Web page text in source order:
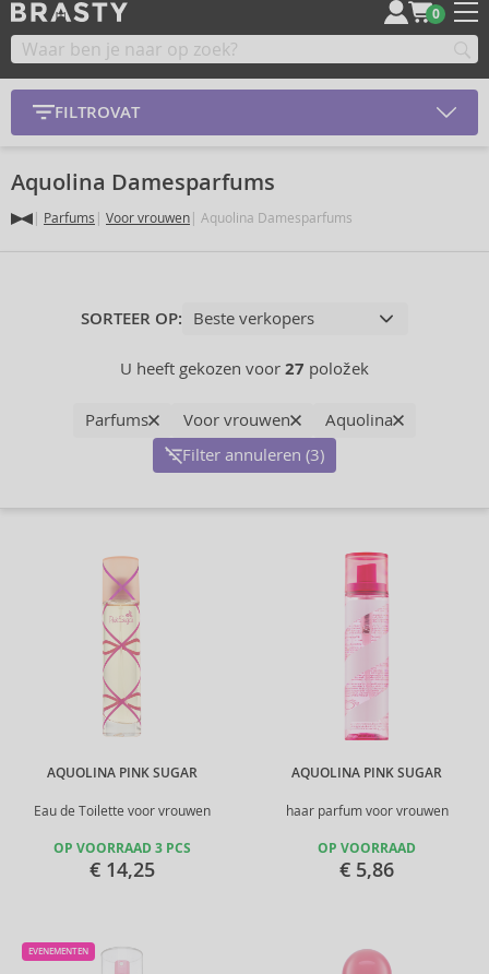
0
FILTROVAT
Aquolina Damesparfums
Parfums Voor vrouwen Aquolina Damesparfums
SORTEER OP:
U heeft gekozen voor 27 položek
Parfums Voor vrouwen
Aquolina
Filter annuleren (3)
AQUOLINA PINK SUGAR
Eau de Toilette voor vrouwen
OP VOORRAAD 3 PCS
€ 14,25
AQUOLINA PINK SUGAR
haar parfum voor vrouwen
OP VOORRAAD
€ 5,86
EVENEMENTEN